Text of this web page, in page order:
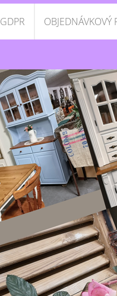
GDPR OBJEDNÁVKOVÝ